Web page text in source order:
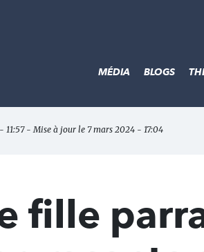
MÉDIA BLOGS
11:57 - Mise à jour le 7 mars 2024 - 17:04
fille